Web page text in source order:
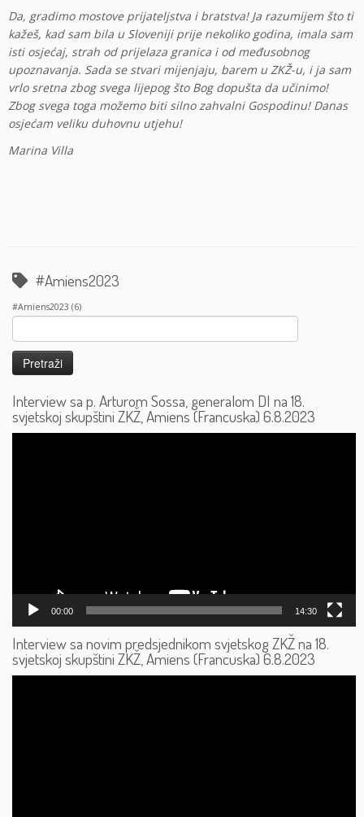
Da, gradimo mostove prijateljstva i bratstva! Ja razumijem što ti
kažeš, kad sam bila u Sloveniji prije nekoliko godina, imala sam
isti osjećaj, strah od prijelaza granica i od međusobnog
upoznavanja. Sada se stvari mijenjaju, barem u ZKŽ-u, i ja sam
vrlo sretna zbog svega lijepog što Bog dopušta da učinimo!
Zbog svega toga možemo biti silno zahvalni Gospodinu! Danas
osjećam veliku duhovnu utjehu!
Marina Villa
#Amiens2023
#Amiens2023 (6)
Pretraži:
Interview sa p. Arturom Sossa, generalom DI na 18.
svjetskoj skupštini ZKŽ, Amiens (Francuska) 6.8.2023
00:00 14:30
Interview sa novim predsjednikom svjetskog ZKŽ na 18.
svjetskoj skupštini ZKŽ, Amiens (Francuska) 6.8.2023